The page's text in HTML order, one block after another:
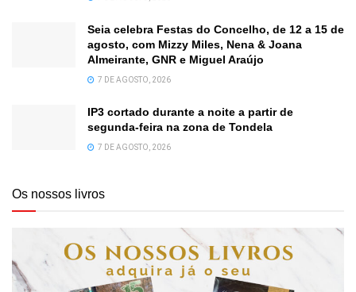
Seia celebra Festas do Concelho, de 12 a 15 de
agosto, com Mizzy Miles, Nena & Joana
Almeirante, GNR e Miguel Araújo
7 DE AGOSTO, 2026
IP3 cortado durante a noite a partir de
segunda-feira na zona de Tondela
7 DE AGOSTO, 2026
Os nossos livros